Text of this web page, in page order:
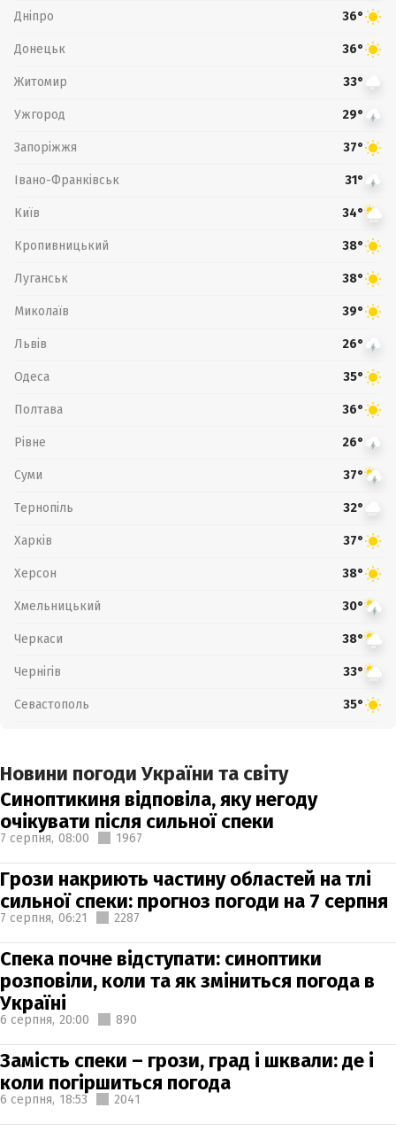
Дніпро 36°
Донецьк 36°
Житомир 33°
Ужгород 29°
Запоріжжя 37°
Івано-Франківськ 31°
Київ 34°
Кропивницький 38°
Луганськ 38°
Миколаїв 39°
Львів 26°
Одеса 35°
Полтава 36°
Рівне 26°
Суми 37°
Тернопіль 32°
Харків 37°
Херсон 38°
Хмельницький 30°
Черкаси 38°
Чернігів 33°
Севастополь 35°
Новини погоди України та світу
Синоптикиня відповіла, яку негоду
очікувати після сильної спеки
7 серпня, 08:00 1967
Грози накриють частину областей на тлі
сильної спеки: прогноз погоди на 7 серпня
7 серпня, 06:21 2287
Спека почне відступати: синоптики
розповіли, коли та як зміниться погода в
Україні
6 серпня, 20:00 890
Замість спеки – грози, град і шквали: де і
коли погіршиться погода
6 серпня, 18:53 2041